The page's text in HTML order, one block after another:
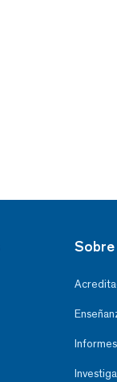
Sobre